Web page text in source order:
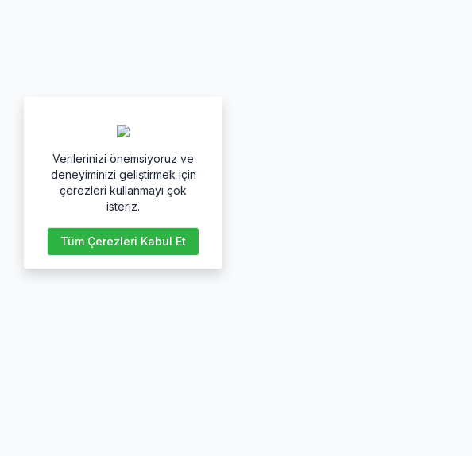
Verilerinizi önemsiyoruz ve
deneyiminizi geliştirmek için
çerezleri kullanmayı çok
isteriz.
Tüm Çerezleri Kabul Et